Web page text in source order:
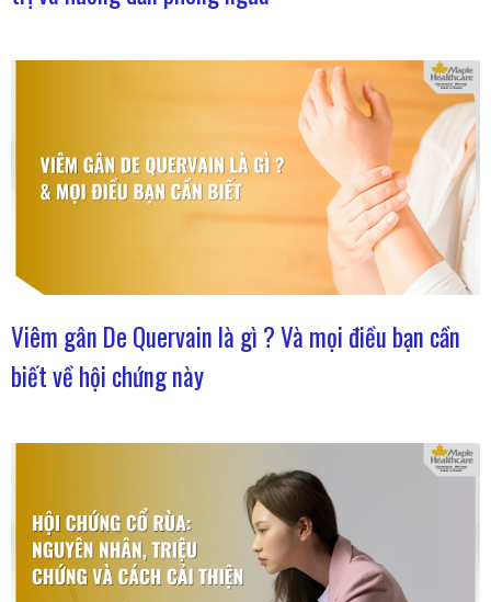
Viêm gân De Quervain là gì ? Và mọi điều bạn cần
biết về hội chứng này